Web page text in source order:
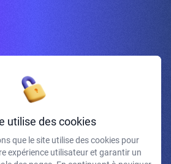
vous à la newsletter
utilise des cookies
que le site utilise des cookies pour
expérience utilisateur et garantir un